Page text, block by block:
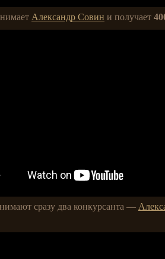
Александр Совин и получает
сразу два конкурсанта —